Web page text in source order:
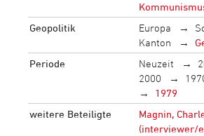
Geopolitik
Europa
Kanton
Periode
Neuzeit
2000
1979
weitere Beteiligte
Magnin,
(interviewer/